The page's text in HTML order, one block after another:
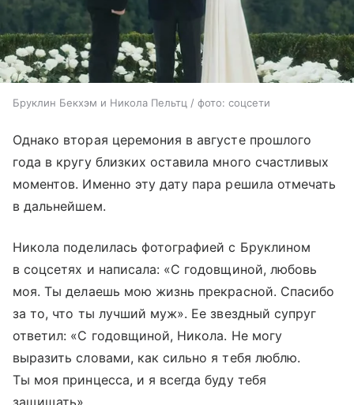
Бруклин Бекхэм и Никола Пельтц / фото: соцсети
Однако вторая церемония в августе прошлого
года в кругу близких оставила много счастливых
моментов. Именно эту дату пара решила отмечать
в дальнейшем.
Никола поделилась фотографией с Бруклином
в соцсетях и написала: «С годовщиной, любовь
моя. Ты делаешь мою жизнь прекрасной. Спасибо
за то, что ты лучший муж». Ее звездный супруг
ответил: «С годовщиной, Никола. Не могу
выразить словами, как сильно я тебя люблю.
Ты моя принцесса, и я всегда буду тебя
защищать».